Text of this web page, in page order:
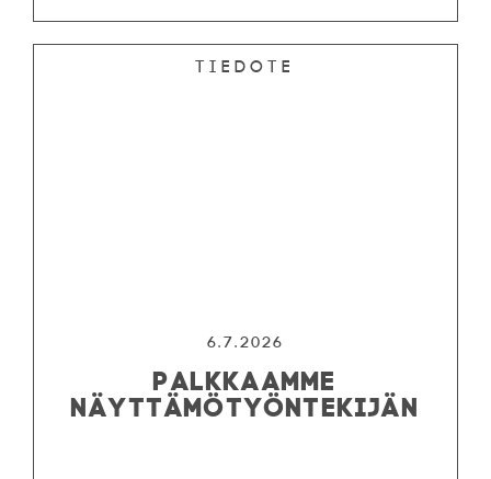
Tiedote
6.7.2026
PALKKAAMME
NÄYTTÄMÖTYÖNTEKIJÄN